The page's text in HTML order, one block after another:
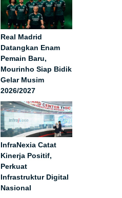
Real Madrid
Datangkan Enam
Pemain Baru,
Mourinho Siap Bidik
Gelar Musim
2026/2027
InfraNexia Catat
Kinerja Positif,
Perkuat
Infrastruktur Digital
Nasional